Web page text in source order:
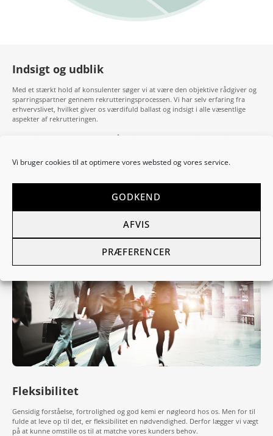
Vi bruger cookies til at optimere vores websted og vores service.
GODKEND
AFVIS
PRÆFERENCER
Indsigt og udblik
Med et stærkt hold af konsulenter søger vi at være den objektive rådgiver og
sparringspartner gennem rekrutteringsprocessen. Vi har selv erfaring fra
erhvervslivet, hvilket giver os værdifuld ballast og indsigt i alle væsentlige
aspekter af rekrutteringen.
For at sikre det rette match for både virksomhed og kandidat, har vi en
situationen kræver det.
Vi er bevidste om den verden, vi er en del af, og har en moderne teknologisk
tilgang og en forståelse for kandidaternes virkelighed. Vi er agile og kan
Fleksibilitet
Gensidig forståelse, fortrolighed og god kemi er nøgleord hos os. Men for til
fulde at leve op til det, er fleksibilitet en nødvendighed. Derfor lægger vi vægt
på at kunne omstille os til at matche vores kunders behov.